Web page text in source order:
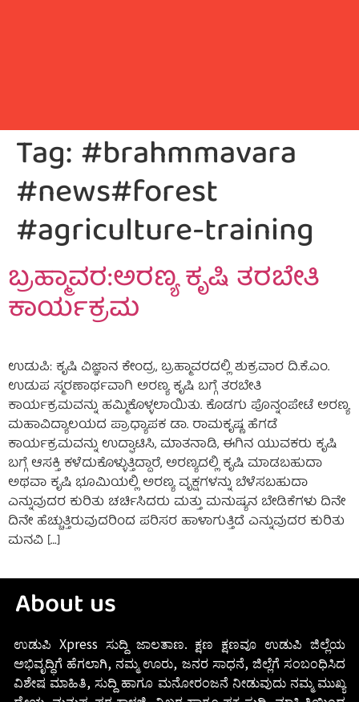
Tag:#brahmmavara
#news#forest
#agriculture-training
ಬ್ರಹ್ಮಾವರ:ಅರಣ್ಯ ಕೃಷಿ ತರಬೇತಿ
ಕಾರ್ಯಕ್ರಮ
ಉಡುಪಿ: ಕೃಷಿ ವಿಜ್ಞಾನ ಕೇಂದ್ರ, ಬ್ರಹ್ಮಾವರದಲ್ಲಿ ಶುಕ್ರವಾರ ದಿ.ಕೆ.ಎಂ.
ಉಡುಪ ಸ್ಮರಣಾರ್ಥವಾಗಿ ಅರಣ್ಯ ಕೃಷಿ ಬಗ್ಗೆ ತರಬೇತಿ
ಕಾರ್ಯಕ್ರಮವನ್ನು ಹಮ್ಮಿಕೊಳ್ಳಲಾಯಿತು. ಕೊಡಗು ಪೊನ್ನಂಪೇಟೆ ಅರಣ್ಯ
ಮಹಾವಿದ್ಯಾಲಯದ ಪ್ರಾಧ್ಯಾಪಕ ಡಾ. ರಾಮಕೃಷ್ಣ ಹೆಗಡೆ
ಕಾರ್ಯಕ್ರಮವನ್ನು ಉದ್ಘಾಟಿಸಿ, ಮಾತನಾಡಿ, ಈಗಿನ ಯುವಕರು ಕೃಷಿ
ಬಗ್ಗೆ ಆಸಕ್ತಿ ಕಳೆದುಕೊಳ್ಳುತ್ತಿದ್ದಾರೆ, ಅರಣ್ಯದಲ್ಲಿ ಕೃಷಿ ಮಾಡಬಹುದಾ
ಅಥವಾ ಕೃಷಿ ಭೂಮಿಯಲ್ಲಿ ಅರಣ್ಯ ವೃಕ್ಷಗಳನ್ನು ಬೆಳೆಸಬಹುದಾ
ಎನ್ನುವುದರ ಕುರಿತು ಚರ್ಚಿಸಿದರು ಮತ್ತು ಮನುಷ್ಯನ ಬೇಡಿಕೆಗಳು ದಿನೇ
ದಿನೇ ಹೆಚ್ಚುತ್ತಿರುವುದರಿಂದ ಪರಿಸರ ಹಾಳಾಗುತ್ತಿದೆ ಎನ್ನುವುದರ ಕುರಿತು
ಮನವಿ […]
About us
ಉಡುಪಿ Xpress ಸುದ್ದಿ ಜಾಲತಾಣ. ಕ್ಷಣ ಕ್ಷಣವೂ ಉಡುಪಿ ಜಿಲ್ಲೆಯ
ಅಭಿವೃದ್ಧಿಗೆ ಹೆಗಲಾಗಿ, ನಮ್ಮ ಊರು, ಜನರ ಸಾಧನೆ, ಜಿಲ್ಲೆಗೆ ಸಂಬಂಧಿಸಿದ
ವಿಶೇಷ ಮಾಹಿತಿ, ಸುದ್ದಿ ಹಾಗೂ ಮನೋರಂಜನೆ ನೀಡುವುದು ನಮ್ಮ ಮುಖ್ಯ